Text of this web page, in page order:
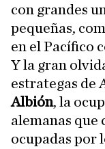
con grandes
pequeñas,
en el Pacífico
Y la gran
estrategas de
Albión, la
alemanas que
ocupadas por